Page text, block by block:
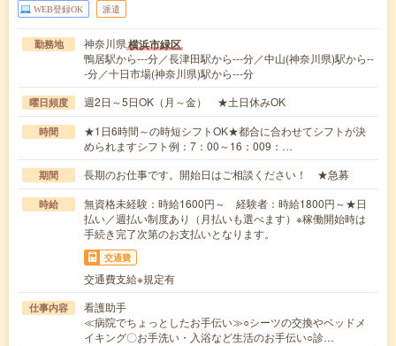
WEB登録OK 派遣
勤務地 神奈川県横浜市緑区
鴨居駅から---分／長津田駅から---分／中山(神奈川県)駅から--
-分／十日市場(神奈川県)駅から---分
曜日頻度 週2日～5日OK（月～金） ★土日休みOK
時間
★1日6時間～の時短シフトOK★都合に合わせてシフトが決
められますシフト例：7：00～16：009：…
期間 長期のお仕事です。開始日はご相談ください！ ★急募
時給
無資格未経験：時給1600円～ 経験者：時給1800円～★日
払い／週払い制度あり（月払いも選べます）※稼働開始時は
手続き完了次第のお支払いとなります。
交通費
交通費支給※規定有
仕事内容
看護助手
≪病院でちょっとしたお手伝い≫○シーツの交換やベッドメ
イキング〇お手洗い・入浴など生活のお手伝い○診…